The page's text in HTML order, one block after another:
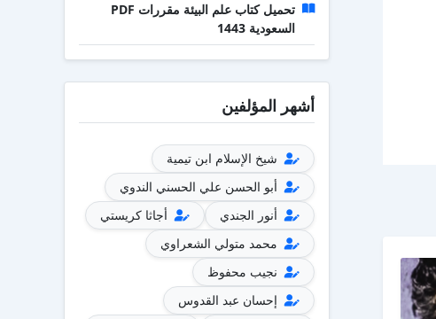
تحميل كتاب علم البيئة مقررات PDF
السعودية 1443
أشهر المؤلفين
شيخ الإسلام ابن تيمية
أبو الحسن علي الحسني الندوي
أنور الجندي
أجاثا كريستي
محمد متولي الشعراوي
نجيب محفوظ
إحسان عبد القدوس